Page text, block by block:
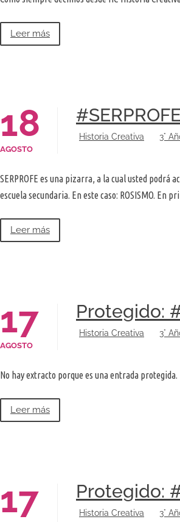
Leer más
18
AGOSTO
Historia Creativa 3°
SERPROFE es una pizarra, a la cual usted
escuela secundaria. En este caso: ROSISMO. En
Leer más
17
AGOSTO
Protegido:
Historia Creativa 3°
No hay extracto porque es una entrada protegida.
Leer más
17 Protegido:
Historia Creativa 3°